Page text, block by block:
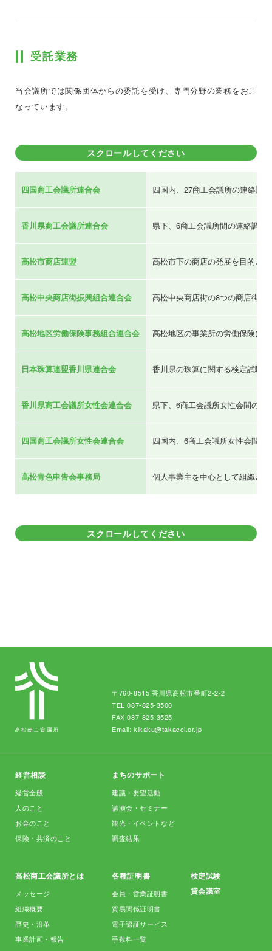
受託業務
当会議所では関係団体からの委託を受け、専門分野の業務をおこ
なっています。
スクロールしてください
四国商工会議所連合会 四国内、27商工会議所の連絡調
香川県商工会議所連合会 県下、6商工会議所間の連絡調整
高松市商店連盟 高松市下の商店の発展を目的と
高松中央商店街振興組合連合会 高松中央商店街の8つの商店街
高松地区労働保険事務組合連合会 高松地区の事業所の労働保険に
日本珠算連盟香川県連合会 香川県の珠算に関する検定試験
香川県商工会議所女性会連合会 県下、6商工会議所女性会間の
四国商工会議所女性会連合会 四国内、6商工会議所女性会間
高松青色申告会事務局 個人事業主を中心として組織さ
スクロールしてください
〒760-8515 香川県高松市番町2-2-2
TEL087-825-3500
FAX 087-825-3525
Email:kikaku@takacci.or.jp
経営相談
経営全般
人のこと
お金のこと
保険・共済のこと
まちのサポート
建議・要望活動
講演会・セミナー
観光・イベントなど
調査結果
高松商工会議所とは
メッセージ
組織概要
歴史・沿革
事業計画・報告
各種証明書
会員・営業証明書
貿易関係証明書
電子認証サービス
手数料一覧
検定試験
貸会議室